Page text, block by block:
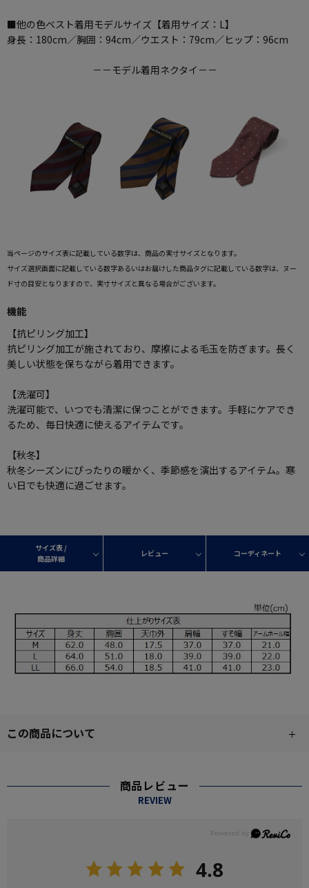
■他の色ベスト着用モデルサイズ【着用サイズ：L】
身長：180cm／胸囲：94cm／ウエスト：79cm／ヒップ：96cm
－－モデル着用ネクタイ－－
当ページのサイズ表に記載している数字は、商品の実寸サイズとなります。
サイズ選択画面に記載している数字あるいはお届けした商品タグに記載している数字は、ヌー
ド寸の目安となりますので、実寸サイズと異なる場合がございます。
機能
【抗ピリング加工】
抗ピリング加工が施されており、摩擦による毛玉を防ぎます。長く
美しい状態を保ちながら着用できます。
【洗濯可】
洗濯可能で、いつでも清潔に保つことができます。手軽にケアでき
るため、毎日快適に使えるアイテムです。
【秋冬】
秋冬シーズンにぴったりの暖かく、季節感を演出するアイテム。寒
い日でも快適に過ごせます。
サイズ表 /
商品詳細
レビュー コーディネート
この商品について
商品レビュー
REVIEW
4.8